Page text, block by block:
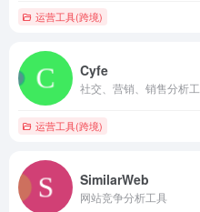
运营工具(跨境)
Cyfe
社交、营销、销售分析
运营工具(跨境)
SimilarWeb
网站竞争分析工具